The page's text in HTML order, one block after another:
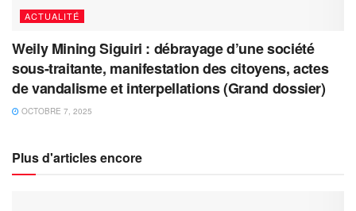
ACTUALITÉ
Weily Mining Siguiri : débrayage d’une société
sous-traitante, manifestation des citoyens, actes
de vandalisme et interpellations (Grand dossier)
OCTOBRE 7, 2025
Plus d'articles encore